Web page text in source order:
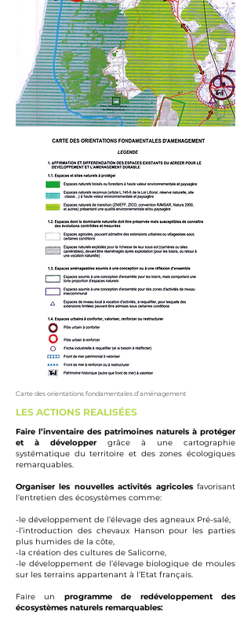
Carte des orientations fondamentales d’aménagement
LES ACTIONS REALISÉES
Faire l’inventaire des patrimoines naturels à protéger
et à développer grâce à une cartographie
systématique du territoire et des zones écologiques
remarquables.
Organiser les nouvelles activités agricolesfavorisant
l’entretien des écosystèmes comme:
-le développement de l’élevage des agneaux Pré-salé,
-l’introduction des chevaux Hanson pour les parties
plus humides de la côte,
-la création des cultures de Salicorne,
-le développement de l’élevage biologique de moules
sur les terrains appartenant à l’Etat français.
Faire un programme de redéveloppement des
écosystèmes naturels remarquables: